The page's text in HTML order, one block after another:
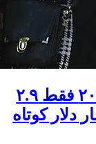
دلار ۴ درصد ریخت، ۲۰۷ فقط ۲.۹
دلار کوتاه